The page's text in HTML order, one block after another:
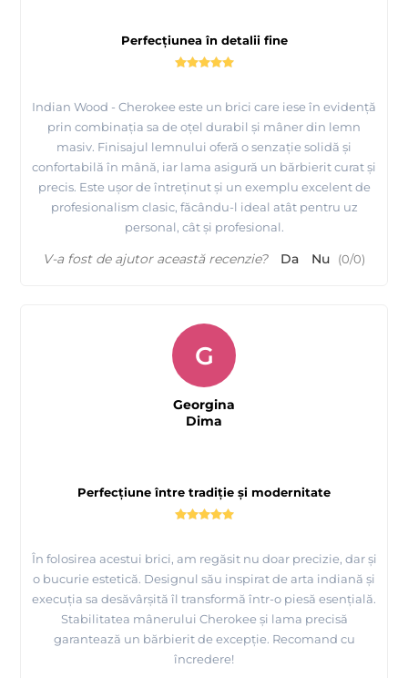
Perfecțiunea în detalii fine
Indian Wood - Cherokee este un brici care iese în evidență
prin combinația sa de oțel durabil și mâner din lemn
masiv. Finisajul lemnului oferă o senzație solidă și
confortabilă în mână, iar lama asigură un bărbierit curat și
precis. Este ușor de întreținut și un exemplu excelent de
profesionalism clasic, făcându-l ideal atât pentru uz
personal, cât și profesional.
V-a fost de ajutor această recenzie? Da Nu (0/0)
Perfecțiune între tradiție și modernitate
În folosirea acestui brici, am regăsit nu doar precizie, dar și
o bucurie estetică. Designul său inspirat de arta indiană și
execuția sa desăvârșită îl transformă într-o piesă esențială.
Stabilitatea mânerului Cherokee și lama precisă
garantează un bărbierit de excepție. Recomand cu
încredere!
G
Georgina
Dima